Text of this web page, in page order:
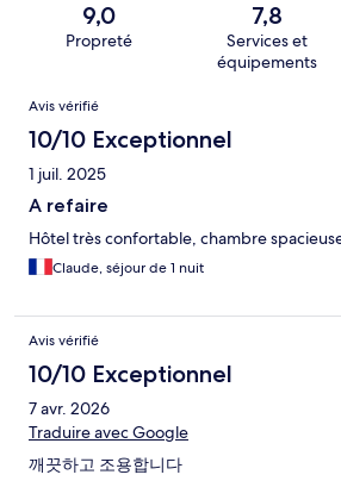
9,0
Propreté
7,8
Services et
équipements
Avis
Avis vérifié
10/10 Exceptionnel
1 juil. 2025
A refaire
Hôtel très confortable, chambre
Claude, séjour de 1 nuit
Avis vérifié
10/10 Exceptionnel
7 avr. 2026
Traduire avec Google
깨끗하고 조용합니다